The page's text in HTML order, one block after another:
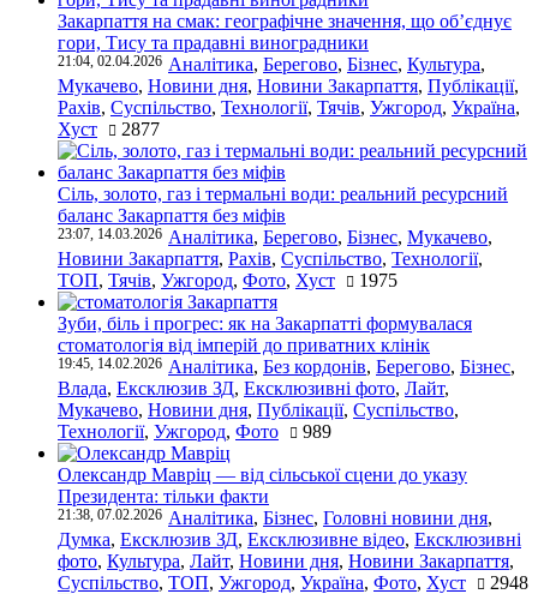
Закарпаття на смак: географічне значення, що об’єднує
гори, Тису та прадавні виноградники
21:04, 02.04.2026 Аналітика, Берегово, Бізнес, Культура,
Мукачево, Новини дня, Новини Закарпаття, Публікації,
Рахів, Суспільство, Технології, Тячів, Ужгород, Україна,
Хуст
2877
Сіль, золото, газ і термальні води: реальний ресурсний
баланс Закарпаття без міфів
23:07, 14.03.2026 Аналітика, Берегово, Бізнес, Мукачево,
Новини Закарпаття, Рахів, Суспільство, Технології,
ТОП, Тячів, Ужгород, Фото, Хуст 1975
Зуби, біль і прогрес: як на Закарпатті формувалася
стоматологія від імперій до приватних клінік
19:45, 14.02.2026 Аналітика, Без кордонів, Берегово, Бізнес,
Влада, Ексклюзив ЗД, Ексклюзивні фото, Лайт,
Мукачево, Новини дня, Публікації, Суспільство,
Технології, Ужгород, Фото 989
Олександр Мавріц — від сільської сцени до указу
Президента: тільки факти
21:38, 07.02.2026 Аналітика, Бізнес, Головні новини дня,
Думка, Ексклюзив ЗД, Ексклюзивне відео, Ексклюзивні
фото, Культура, Лайт, Новини дня, Новини Закарпаття,
Суспільство, ТОП, Ужгород, Україна, Фото, Хуст 2948